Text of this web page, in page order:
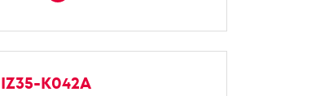
IZ35-K042A